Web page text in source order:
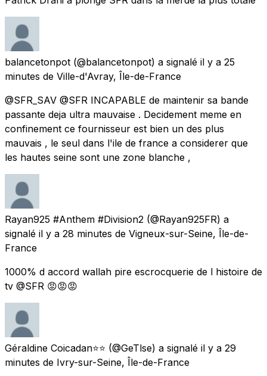
balancetonpot (@balancetonpot) a signalé il y a 25
minutes de Ville-d'Avray, Île-de-France
@SFR_SAV @SFR INCAPABLE de maintenir sa bande
passante deja ultra mauvaise . Decidement meme en
confinement ce fournisseur est bien un des plus
mauvais , le seul dans l'ile de france a considerer que
les hautes seine sont une zone blanche ,
Rayan925 #Anthem #Division2 (@Rayan925FR) a
signalé il y a 28 minutes de Vigneux-sur-Seine, Île-de-
France
1000% d accord wallah pire escrocquerie de l histoire de
tv @SFR 😡😡😡
Géraldine Coicadan⭐⭐ (@GeTlse) a signalé il y a 29
minutes de Ivry-sur-Seine, Île-de-France